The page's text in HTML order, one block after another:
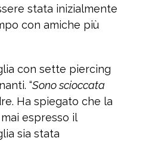
stata inizialmente
con amiche più
con sette piercing
“Sono scioccata
Ha spiegato che la
espresso il
sia stata